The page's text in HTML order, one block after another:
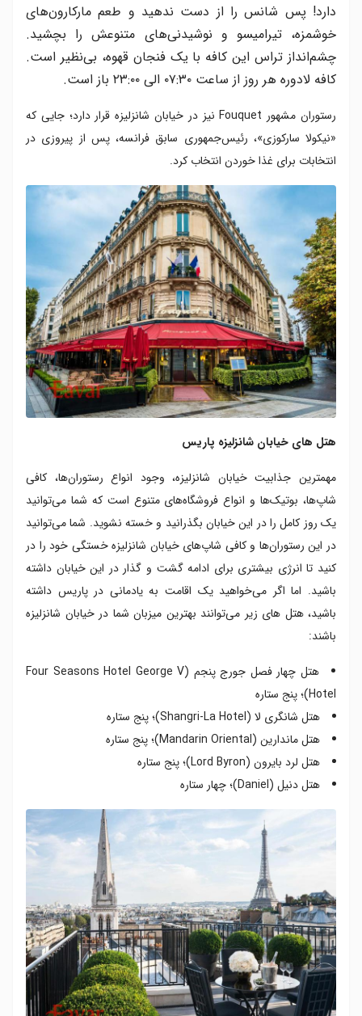
دارد! پس شانس را از دست ندهید و طعم مارکارون‌های
خوشمزه‌، تیرامیسو و نوشیدنی‌های متنوعش را بچشید.
چشم‌انداز تراس این کافه با یک فنجان قهوه، بی‌نظیر است.
کافه لادوره هر روز از ساعت ۰۷:۳۰ الی ۲۳:۰۰ باز است.
رستوران مشهور Fouquet نیز در خیابان شانزلیزه قرار دارد؛ جایی که
«نیکولا سارکوزی»، رئیس‌جمهوری سابق فرانسه، پس از پیروزی در
انتخابات برای غذا خوردن انتخاب کرد.
هتل های خیابان شانزلیزه پاریس
مهمترین جذابیت خیابان شانزلیزه، وجود انواع رستوران‌ها، کافی
شاپ‌ها، بوتیک‌ها و انواع فروشگاه‌های متنوع است که شما می‌توانید
یک روز کامل را در این خیابان بگذرانید و خسته نشوید. شما می‌توانید
در این رستوران‌ها و کافی شاپ‌های خیابان شانزلیزه خستگی خود را در
کنید تا انرژی بیشتری برای ادامه گشت و گذار در این خیابان داشته
باشید. اما اگر می‌خواهید یک اقامت به یادمانی در پاریس داشته
باشید، هتل های زیر می‌توانند بهترین میزبان شما در خیابان شانزلیزه
باشند:
هتل چهار فصل جورج پنجم (Four Seasons Hotel George V
Hotel)؛ پنج ستاره
هتل شانگری لا (Shangri-La Hotel)؛ پنج ستاره
هتل ماندارین (Mandarin Oriental)؛ پنج ستاره
هتل لرد بایرون (Lord Byron)؛ پنج ستاره
هتل دنیل (Daniel)؛ چهار ستاره